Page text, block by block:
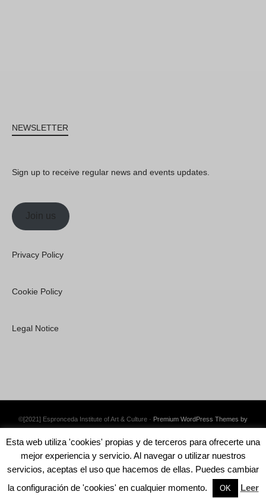
NEWSLETTER
Sign up to receive regular news and events updates.
Join us
Privacy Policy
Cookie Policy
Legal Notice
©[2021] Espronceda Institute of Art & Culture · Premium WordPress Themes by
Esta web utiliza 'cookies' propias y de terceros para ofrecerte una
mejor experiencia y servicio. Al navegar o utilizar nuestros
servicios, aceptas el uso que hacemos de ellas. Puedes cambiar
la configuración de 'cookies' en cualquier momento.
OK Leer
English Català Español